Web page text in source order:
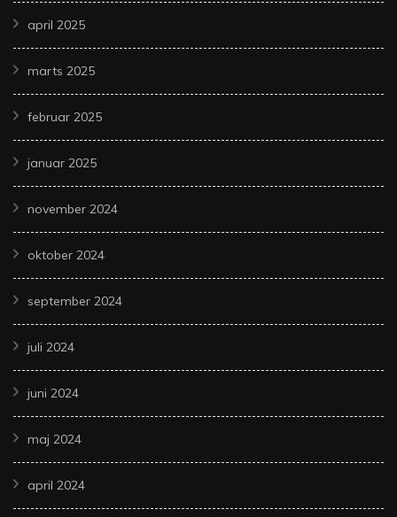
april 2025
marts 2025
februar 2025
januar 2025
november 2024
oktober 2024
september 2024
juli 2024
juni 2024
maj 2024
april 2024